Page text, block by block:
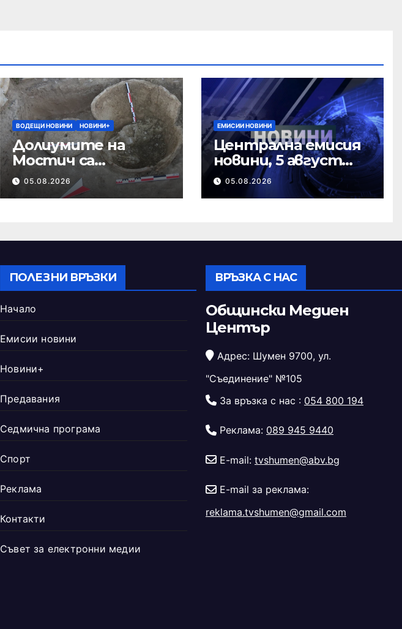
ВОДЕЩИ НОВИНИ НОВИНИ+
Долиумите на
Мостич са
съхранявали зърно
05.08.2026
ЕМИСИИ НОВИНИ
Централна емисия
новини, 5 август
2026 г.
05.08.2026
ПОЛЕЗНИ ВРЪЗКИ
Начало
Емисии новини
Новини+
Предавания
Седмична програма
Спорт
Реклама
Контакти
Съвет за електронни медии
ВРЪЗКА С НАС
Общински Медиен
Център
Адрес: Шумен 9700, ул.
"Съединение" №105
За връзка с нас : 054 800 194
Реклама: 089 945 9440
E-mail: tvshumen@abv.bg
E-mail за реклама:
reklama.tvshumen@gmail.com